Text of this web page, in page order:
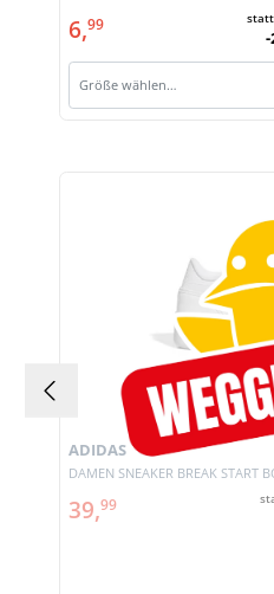
6,99
-
Größe wählen…
DAMEN SNEAKER BREAK START
ADIDAS
39,99